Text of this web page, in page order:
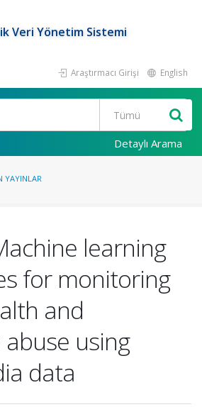
Veri Yönetim Sistemi
Araştırmacı Girişi English
Detaylı Arama
YAYINLAR
learning
for monitoring
and
using
data